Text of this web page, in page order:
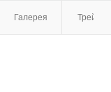
Галерея